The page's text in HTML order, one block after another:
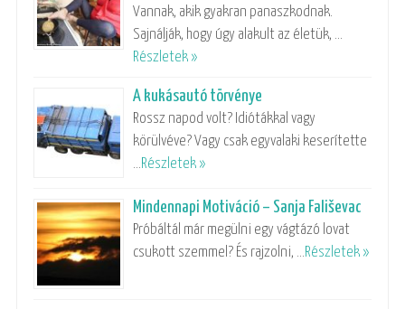
Vannak, akik gyakran panaszkodnak.
Sajnálják, hogy úgy alakult az életük, …
Részletek »
A kukásautó törvénye
Rossz napod volt? Idiótákkal vagy
körülvéve? Vagy csak egyvalaki keserítette
…Részletek »
Mindennapi Motiváció – Sanja Fališevac
Próbáltál már megülni egy vágtázó lovat
csukott szemmel? És rajzolni, …Részletek »